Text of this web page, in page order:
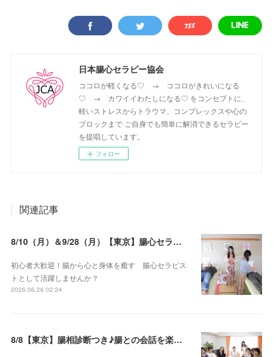
日本腸心セラピー協会
ココロが軽くなる♡ → ココロがきれいになる
♡ → カワイイわたしになる♡ をコンセプトに、
軽いストレスからトラウマ、コンプレックスや心の
ブロックまで ご自身でも簡単に解消できるセラピー
を提唱しています。
フォロー
関連記事
8/10（月）＆9/28（月）【東京】腸心セラピスト養成コース《２日間コース》開講決定
初心者大歓迎！腸から心と身体を癒す 腸心セラピス
トとして活躍しませんか？
2026.06.26 02:24
8/8【東京】腸相診断つき♪腸との会話を楽しむ♡腸心セラピー♪お試し体験会